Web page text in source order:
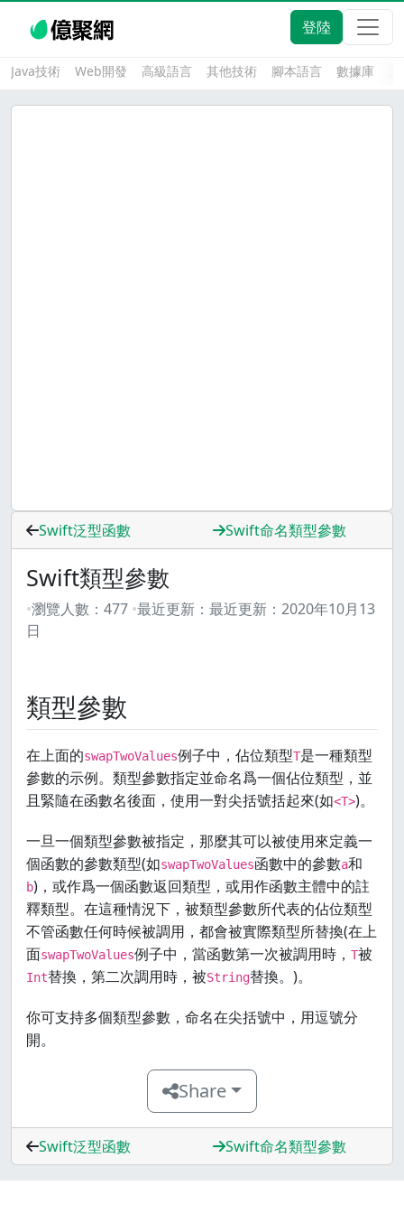
登陸
Java技術 Web開發 高級語言 其他技術 腳本語言 數據庫
Swift泛型函數 Swift命名類型參數
Swift類型參數
瀏覽人數： 477 最近更新： 最近更新： 2020年10月13
日
類型參數
在上面的swapTwoValues例子中，佔位類型T是一種類型
參數的示例。類型參數指定並命名爲一個佔位類型，並
且緊隨在函數名後面，使用一對尖括號括起來(如<T>)。
一旦一個類型參數被指定，那麼其可以被使用來定義一
個函數的參數類型(如swapTwoValues函數中的參數a和
b)，或作爲一個函數返回類型，或用作函數主體中的註
釋類型。在這種情況下，被類型參數所代表的佔位類型
不管函數任何時候被調用，都會被實際類型所替換(在上
面swapTwoValues例子中，當函數第一次被調用時， T被
Int替換，第二次調用時，被String替換。)。
你可支持多個類型參數，命名在尖括號中，用逗號分
開。
Share
Swift泛型函數 Swift命名類型參數